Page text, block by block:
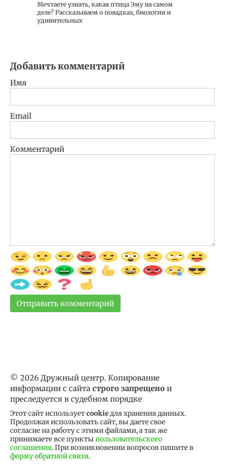
Мечтаете узнать, какая птица Эму на самом
деле? Рассказываем о повадках, биологии и
удивительных
Добавить комментарий
Имя
Email
Комментарий
© 2026 Дружный центр. Копирование
информации с сайта строго запрещено и
преследуется в судебном порядке
Этот сайт используетcookieдля хранения данных.
Продолжая использовать сайт, вы даете свое
согласие на работу с этими файлами, а так же
принимаете все пункты пользовательского
соглашения. При возникновении вопросов пишите в
форму обратной связи.